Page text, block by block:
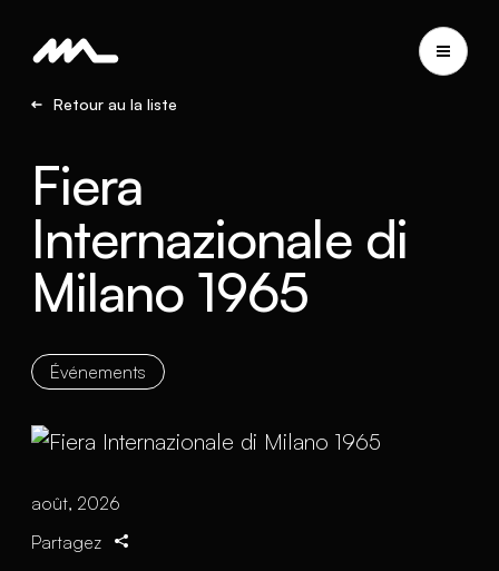
Retour au la liste
Fiera
Internazionale di
Milano 1965
Événements
août, 2026
Partagez